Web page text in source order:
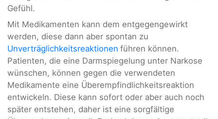
Gefühl.
Mit Medikamenten kann dem entgegengewirkt
werden, diese dann aber spontan zu
Unverträglichkeitsreaktionen führen können.
Patienten, die eine Darmspiegelung unter Narkose
wünschen, können gegen die verwendeten
Medikamente eine Überempfindlichkeitsreaktion
entwickeln. Diese kann sofort oder aber auch noch
später entstehen, daher ist eine sorgfältige